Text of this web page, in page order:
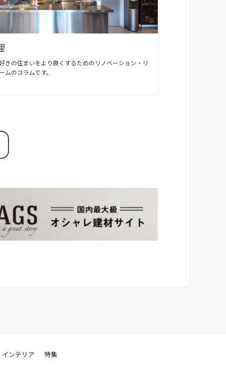
きの住まいをより良くするためのリノベーション・リ
ムのコラムです。
インテリア 特集